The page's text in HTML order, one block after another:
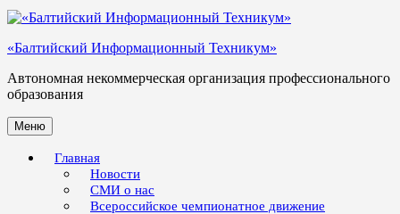
«Балтийский Информационный Техникум»
Автономная некоммерческая организация профессионального
образования
Меню
Главная
Новости
СМИ о нас
Всероссийское чемпионатное движение